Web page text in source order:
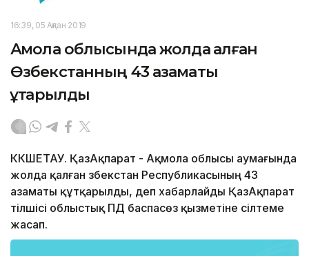
16:39, 05 Ақпан 2019
Ақмола облысында жолда қалған
Өзбекстанның 43 азаматы
құтқарылды
КӨКШЕТАУ. ҚазАқпарат - Ақмола облысы аумағында
жолда қалған Өзбекстан Республикасының 43
азаматы құтқарылды, деп хабарлайды ҚазАқпарат
тілшісі облыстық ПД баспасөз қызметіне сілтеме
жасап.